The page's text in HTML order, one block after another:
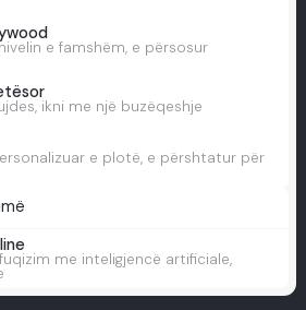
e famshëm, e përsosur
ikni me një buzëqeshje
e plotë, e përshtatur për
me inteligjencë artificiale,